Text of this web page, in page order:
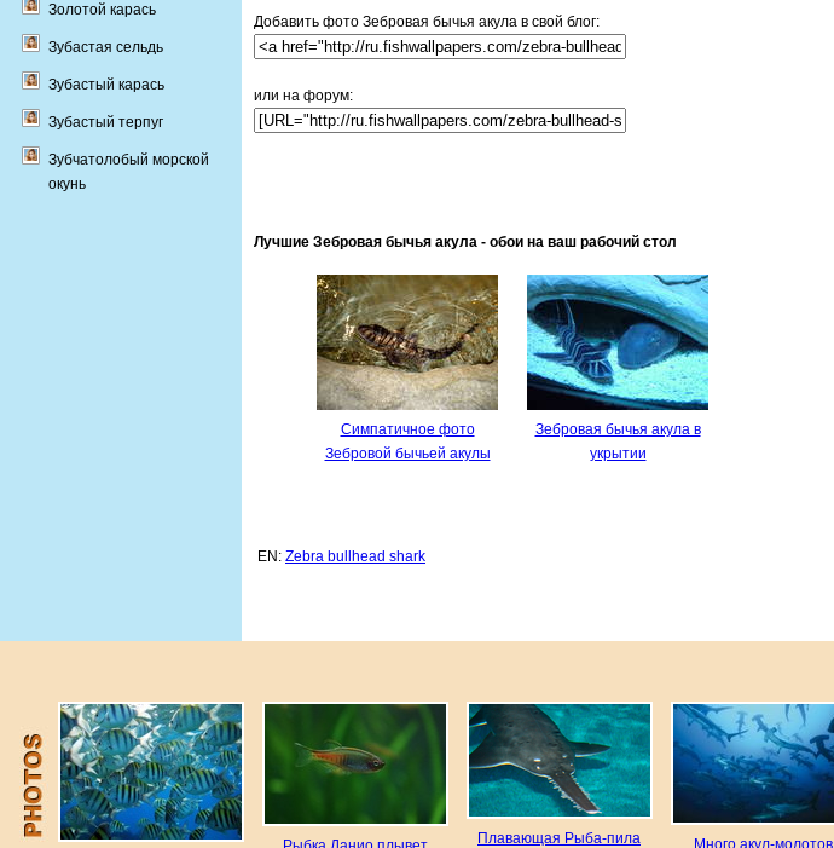
Добавить фото Зебровая бычья акула в свой блог:
или на форум:
Лучшие Зебровая бычья акула - обои на ваш рабочий стол
Симпатичное фото
Зебровой бычьей акулы
Зебровая бычья акула в
укрытии
EN: Zebra bullhead shark
Золотой карась
Зубастая сельдь
Зубастый карась
Зубастый терпуг
Зубчатолобый морской
окунь
Плавающая Рыба-пила Много акул-молотов